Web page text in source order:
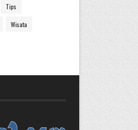
Tips
Wisata